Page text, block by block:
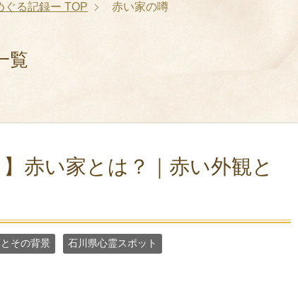
ぐる記録ー TOP 赤い家の噂
覧
赤い家とは？｜赤い外観と
その背景 石川県心霊スポット